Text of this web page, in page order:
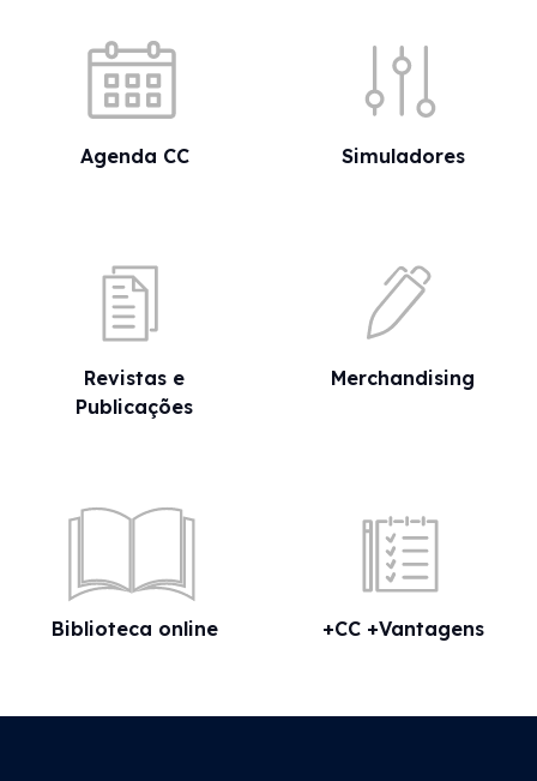
Agenda CC Simuladores
Revistas e
Publicações
Merchandising
Biblioteca online +CC +Vantagens